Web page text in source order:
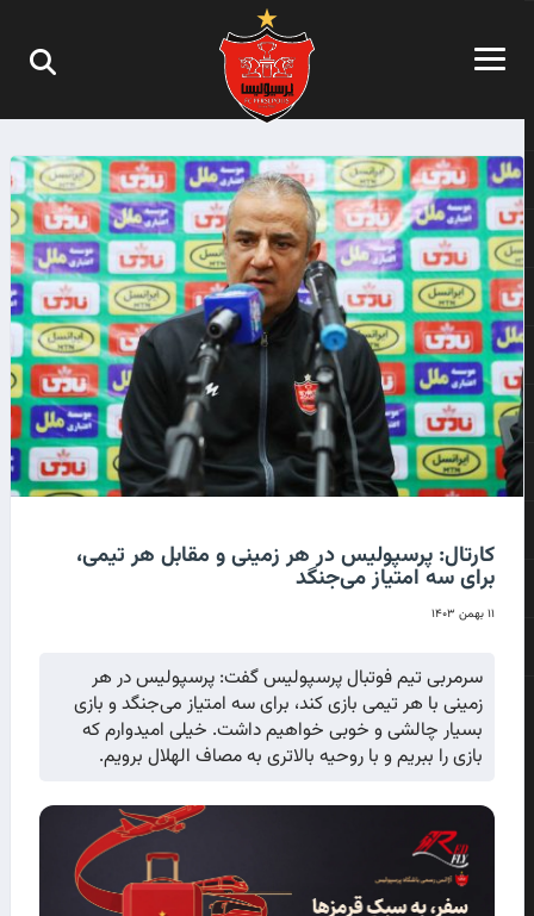
کارتال: پرسپولیس در هر زمینی و مقابل هر تیمی،
برای سه امتیاز می‌جنگد
۱۱ بهمن ۱۴۰۳
سرمربی تیم فوتبال پرسپولیس گفت: پرسپولیس در هر
زمینی با هر تیمی بازی کند، برای سه امتیاز می‌جنگد و بازی
بسیار چالشی و خوبی خواهیم داشت. خیلی امیدوارم که
بازی را ببریم و با روحیه بالاتری به مصاف الهلال برویم.